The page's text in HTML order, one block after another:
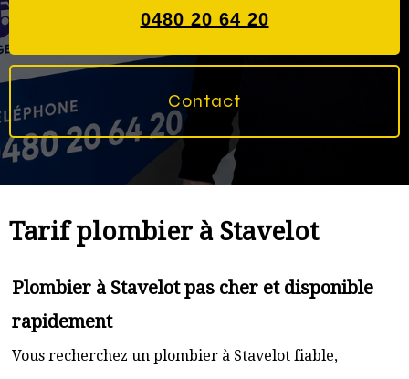
0480 20 64 20
Contact
Tarif plombier à Stavelot
Plombier à Stavelot pas cher et disponible
rapidement
Vous recherchez un plombier à Stavelot fiable,